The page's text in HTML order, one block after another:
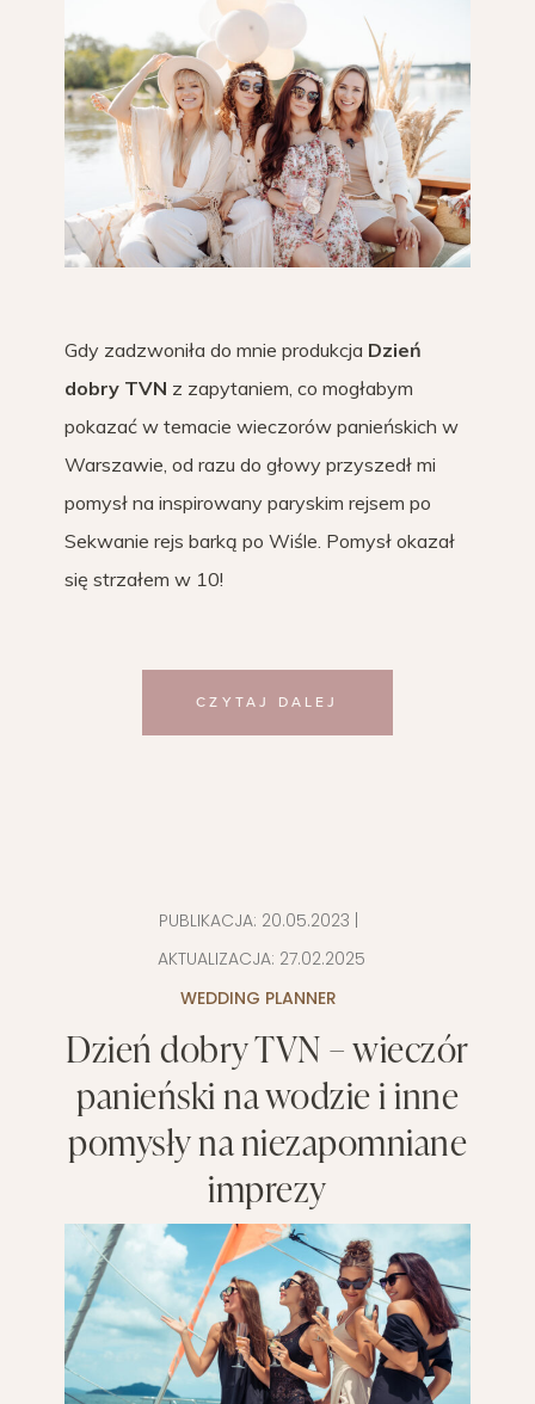
Gdy zadzwoniła do mnie produkcja Dzień
dobry TVN z zapytaniem, co mogłabym
pokazać w temacie wieczorów panieńskich w
Warszawie, od razu do głowy przyszedł mi
pomysł na inspirowany paryskim rejsem po
Sekwanie rejs barką po Wiśle. Pomysł okazał
się strzałem w 10!
CZYTAJ DALEJ
PUBLIKACJA: 20.05.2023
AKTUALIZACJA: 27.02.2025
WEDDING PLANNER
Dzień dobry TVN – wieczór
panieński na wodzie i inne
pomysły na niezapomniane
imprezy